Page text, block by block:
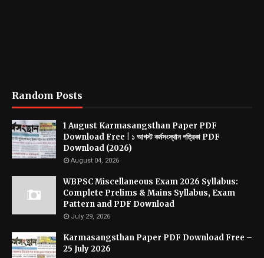
Random Posts
1 August Karmasangsthan Paper PDF
Download Free | ১ আগস্ট কর্মসংস্থান পত্রিকা PDF
Download (2026)
August 04, 2026
WBPSC Miscellaneous Exam 2026 Syllabus:
Complete Prelims & Mains Syllabus, Exam
Pattern and PDF Download
July 29, 2026
Karmasangsthan Paper PDF Download Free –
25 July 2026